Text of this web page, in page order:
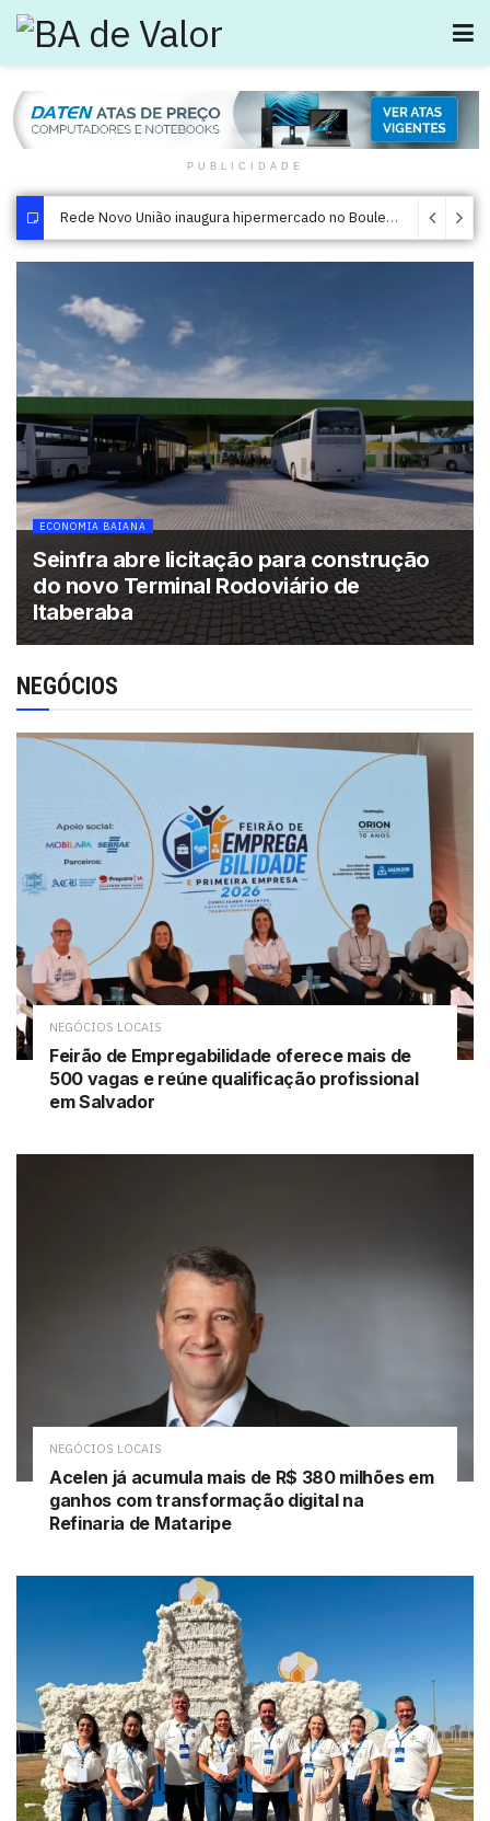
PUBLICIDADE
Allp Fit inaugura duas novas unidades na Bahia 19/12/2024
ECONOMIA BAIANA
Seinfra abre licitação para construção
do novo Terminal Rodoviário de
Itaberaba
NEGÓCIOS
NEGÓCIOS LOCAIS
Feirão de Empregabilidade oferece mais de
500 vagas e reúne qualificação profissional
em Salvador
NEGÓCIOS LOCAIS
Acelen já acumula mais de R$ 380 milhões em
ganhos com transformação digital na
Refinaria de Mataripe